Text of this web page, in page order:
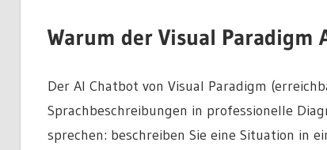
Warum der Visual Paradigm
Der AI Chatbot von Visual Paradigm
Sprachbeschreibungen in professionelle
sprechen: beschreiben Sie eine Situation in